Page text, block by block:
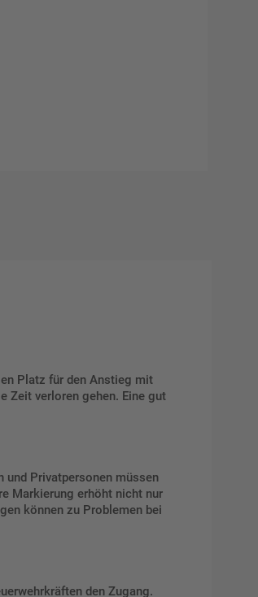
Platz für den Anstieg mit
Zeit verloren gehen. Eine gut
und Privatpersonen müssen
Markierung erhöht nicht nur
können zu Problemen bei
den Zugang.